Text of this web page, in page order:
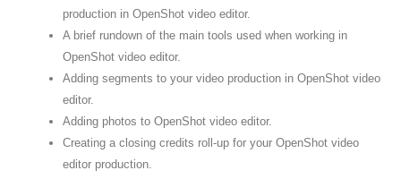
production in OpenShot video editor.
A brief rundown of the main tools used when working in
OpenShot video editor.
Adding segments to your video production in OpenShot video
editor.
Adding photos to OpenShot video editor.
Creating a closing credits roll-up for your OpenShot video
editor production.